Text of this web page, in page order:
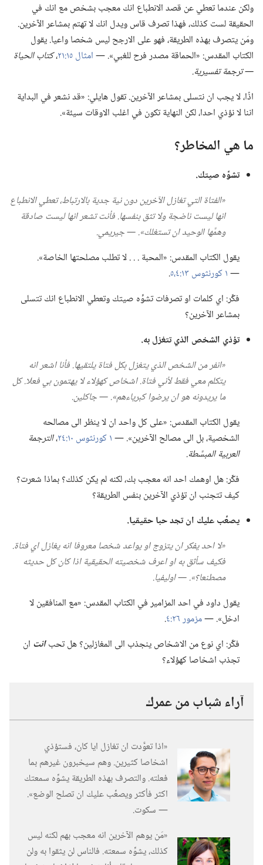
ولكن عندما تعطي عن قصد الانطباع انك معجب بشخص مع انك في
الحقيقة لست كذلك،‏ فهذا تصرف قاس ويدل انك لا تهتم بمشاعر الآخرين.‏
ومَن يتصرف بهذه الطريقة،‏ فهو على الارجح ليس شخصا واعيا.‏ يقول
الكتاب المقدس:‏ «الحماقة مصدر فرح للغبي».‏ —‏امثال ١٥:‏٢١ ‏،‏كتاب الحياة
—‏ ترجمة تفسيرية.‏
اذًا،‏ لا يجب ان نتسلى بمشاعر الآخرين.‏ تقول هايلي:‏ «قد نشعر في البداية
اننا لا نؤذي احدا،‏ لكن النهاية تكون في اغلب الاوقات سيئة».‏
ما هي المخاطر؟‏
تشوِّه صيتك.‏
‏«الفتاة التي تغازل الآخرين دون نية جدية بالارتباط،‏ تعطي الانطباع
انها ليست ناضجة ولا تثق بنفسها.‏ فأنت تشعر انها ليست صادقة
وهمَّها الوحيد ان تستغلك».‏ —‏ جيريمي.‏
يقول الكتاب المقدس:‏ «المحبة .‏ .‏ .‏ لا تطلب مصلحتها الخاصة».‏
—‏١ كورنثوس ١٣:‏​٤،‏٥
‏.‏
فكِّر:‏ اي كلمات او تصرفات تشوِّه صيتك وتعطي الانطباع انك تتسلى
بمشاعر الآخرين؟‏
تؤذي الشخص الذي تتغزل به.‏
‏«انفر من الشخص الذي يتغزل بكل فتاة يلتقيها.‏ فأنا اشعر انه
يتكلم معي فقط لأني فتاة.‏ اشخاص كهؤلاء لا يهتمون بي فعلا.‏ كل
ما يريدونه هو ان يرضوا كبرياءهم».‏ —‏ جاكلين.‏
يقول الكتاب المقدس:‏ «على كل واحد ان لا ينظر الى مصالحه
الشخصية،‏ بل الى مصالح الآخرين».‏ —‏١ كورنثوس ١٠:‏٢٤ ‏،‏الترجمة
العربية المبسَّطة.‏
فكِّر:‏ هل اوهمك احد انه معجب بك،‏ لكنه لم يكن كذلك؟‏ بماذا شعرت؟‏
كيف تتجنب ان تؤذي الآخرين بنفس الطريقة؟‏
يصعِّب عليك ان تجد حبا حقيقيا.‏
‏«لا احد يفكر ان يتزوج او يواعد شخصا معروفا انه يغازل اي فتاة.‏
فكيف سأثق به او اعرف شخصيته الحقيقية اذا كان كل حديثه
مصطنعا؟‏».‏ —‏ اوليفيا.‏
يقول داود في احد المزامير في الكتاب المقدس:‏ «مع المنافقين لا
ادخل».‏ —‏مزمور ٢٦:‏٤
‏.‏
فكِّر:‏ اي نوع من الاشخاص ينجذب الى المغازلين؟‏ هل تحبانت ان
تجذب اشخاصا كهؤلاء؟‏
آراء شباب من عمرك
‏«اذا تعوَّدت ان تغازل ايا كان،‏ فستؤذي
اشخاصا كثيرين.‏ وهم سيخبرون غيرهم بما
فعلته.‏ والتصرف بهذه الطريقة يشوِّه سمعتك
اكثر فأكثر ويصعِّب عليك ان تصلح الوضع».‏
—‏ سكوت.‏
‏«مَن يوهم الآخرين انه معجب بهم لكنه ليس
كذلك،‏ يشوِّه سمعته.‏ فالناس لن يثقوا به ولن